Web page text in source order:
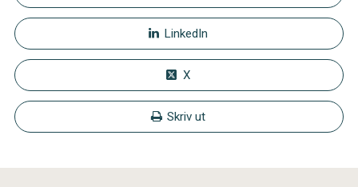
LinkedIn
X
Skriv ut